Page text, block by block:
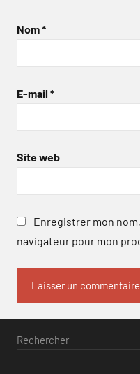
Nom*
E-mail *
Site web
Enregistrer mon
navigateur pour mon
Rechercher